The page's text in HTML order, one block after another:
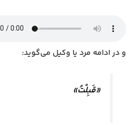
و در ادامه مرد یا وکیل می‌گوید:
«قَبِلْتُ»